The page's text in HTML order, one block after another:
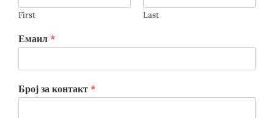
First Last
Емаил *
Број за контакт *